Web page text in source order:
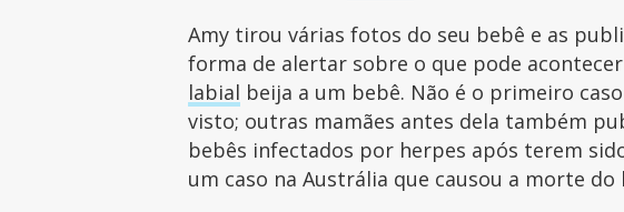
Amy tirou várias fotos do seu bebê e as
forma de alertar sobre o que pode
labial beija a um bebê. Não é o primeiro
visto; outras mamães antes dela também
bebês infectados por herpes após terem
um caso na Austrália que causou a morte do